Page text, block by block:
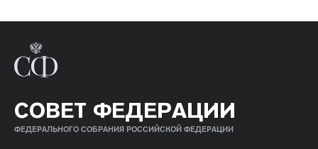
СОВЕТ ФЕДЕРАЦИИ
ФЕДЕРАЛЬНОГО СОБРАНИЯ РОССИЙСКОЙ ФЕДЕРАЦИИ